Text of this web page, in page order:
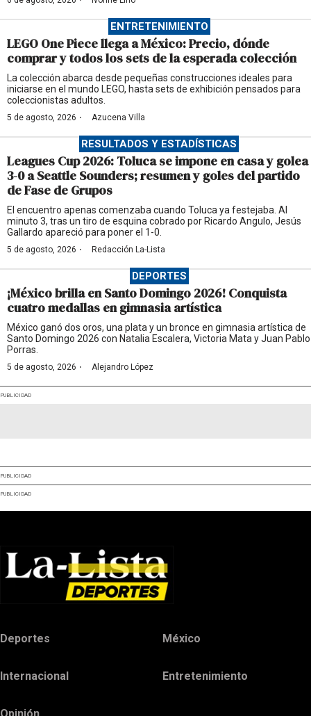
ENTRETENIMIENTO
LEGO One Piece llega a México: Precio, dónde
comprar y todos los sets de la esperada colección
La colección abarca desde pequeñas construcciones ideales para
iniciarse en el mundo LEGO, hasta sets de exhibición pensados para
coleccionistas adultos.
5 de agosto, 2026 · Azucena Villa
RESULTADOS Y ESTADÍSTICAS
Leagues Cup 2026: Toluca se impone en casa y golea
3-0 a Seattle Sounders; resumen y goles del partido
de Fase de Grupos
El encuentro apenas comenzaba cuando Toluca ya festejaba. Al
minuto 3, tras un tiro de esquina cobrado por Ricardo Angulo, Jesús
Gallardo apareció para poner el 1-0.
5 de agosto, 2026 · Redacción La-Lista
DEPORTES
¡México brilla en Santo Domingo 2026! Conquista
cuatro medallas en gimnasia artística
México ganó dos oros, una plata y un bronce en gimnasia artística de
Santo Domingo 2026 con Natalia Escalera, Victoria Mata y Juan Pablo
Porras.
5 de agosto, 2026 · Alejandro López
PUBLICIDAD
PUBLICIDAD
PUBLICIDAD
Deportes México
Internacional Entretenimiento